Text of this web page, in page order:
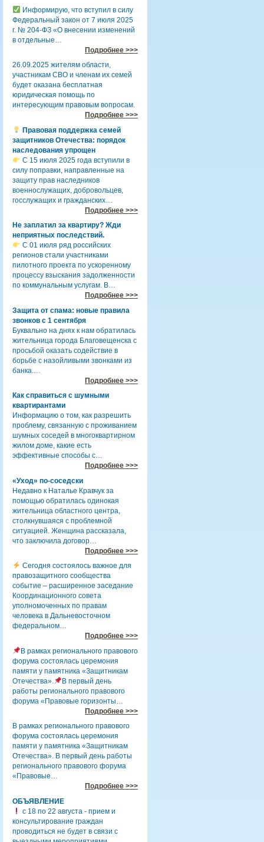
Информирую, что вступил в силу
Федеральный закон от 7 июля 2025
г. № 204-ФЗ «О внесении изменений
в отдельные…
Подробнее >>>
26.09.2025 жителям области,
участникам СВО и членам их семей
будет оказана бесплатная
юридическая помощь по
интересующим правовым вопросам.
Подробнее >>>
Правовая поддержка семей
защитников Отечества: порядок
наследования упрощен
С 15 июля 2025 года вступили в
силу поправки, направленные на
защиту прав наследников
военнослужащих, добровольцев,
госслужащих и гражданских…
Подробнее >>>
Не заплатил за квартиру? Жди
неприятных последствий.
С 01 июля ряд российских
регионов стали участниками
пилотного проекта по ускоренному
процессу взыскания задолженности
по коммунальным услугам. В…
Подробнее >>>
Защита от спама: новые правила
звонков с 1 сентября
Буквально на днях к нам обратилась
жительница города Благовещенска с
просьбой оказать содействие в
борьбе с назойливыми звонками из
банка.…
Подробнее >>>
Как справиться с шумными
квартирантами
Информацию о том, как разрешить
проблему, связанную с проживанием
шумных соседей в многоквартирном
жилом доме, какие есть
эффективные способы с…
Подробнее >>>
«Уход» по-соседски
Недавно к Наталье Кравчук за
помощью обратилась одинокая
жительница областного центра,
столкнувшаяся с проблемной
ситуацией. Женщина рассказала,
что заключила договор…
Подробнее >>>
Сегодня состоялось важное для
правозащитного сообщества
событие – расширенное заседание
Координационного совета
уполномоченных по правам
человека в Дальневосточном
федеральном…
Подробнее >>>
В рамках регионального правового
форума состоялась церемония
памяти у памятника «Защитникам
Отечества».
В первый день
работы регионального правового
форума «Правовые горизонты…
Подробнее >>>
В рамках регионального правового
форума состоялась церемония
памяти у памятника «Защитникам
Отечества». В первый день работы
регионального правового форума
«Правовые…
Подробнее >>>
ОБЪЯВЛЕНИЕ
с 18 по 22 августа - прием и
консультирование граждан
проводиться не будет в связи с